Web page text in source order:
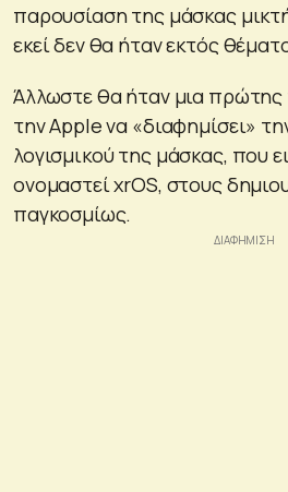
παρουσίαση της μάσκας
εκεί δεν θα ήταν εκτός
Άλλωστε θα ήταν μια πρώτης
την Apple να «διαφημίσει»
λογισμικού της μάσκας, που
ονομαστεί xrOS, στους
παγκοσμίως.